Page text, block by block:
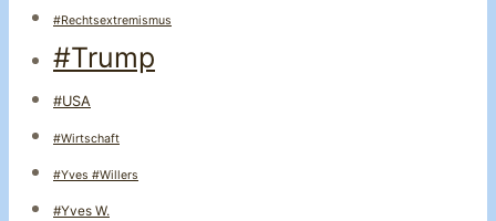
#Rechtsextremismus
#Trump
#USA
#Wirtschaft
#Yves #Willers
#Yves W.